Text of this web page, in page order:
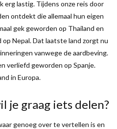
erg lastig. Tijdens onze reis door
ontdekt die allemaal hun eigen
gek geworden op Thailand en
op Nepal. Dat laatste land zorgt nu
vanwege de aardbeving.
verliefd geworden op Spanje.
in Europa.
je graag iets delen?
genoeg over te vertellen is en